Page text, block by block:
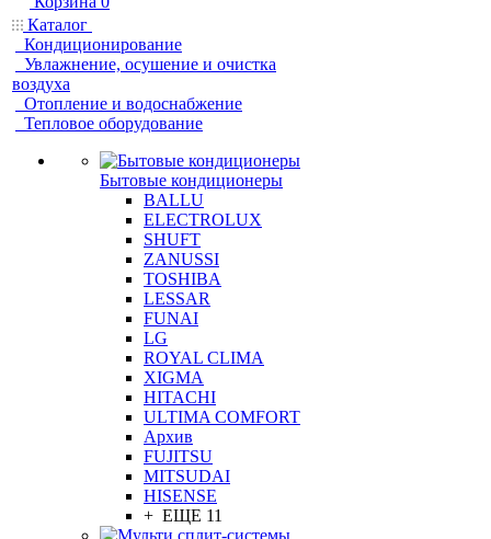
Каталог
Кондиционирование
Увлажнение, осушение и очистка
воздуха
Отопление и водоснабжение
Тепловое оборудование
Бытовые кондиционеры
BALLU
ELECTROLUX
SHUFT
ZANUSSI
TOSHIBA
LESSAR
FUNAI
LG
ROYAL CLIMA
XIGMA
HITACHI
ULTIMA COMFORT
Архив
FUJITSU
MITSUDAI
HISENSE
+ ЕЩЕ 11